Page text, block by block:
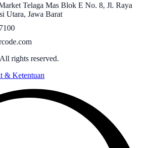
Telaga Mas Blok E No. 8, Jl. Raya
Utara, Jawa Barat
rights reserved.
& Ketentuan